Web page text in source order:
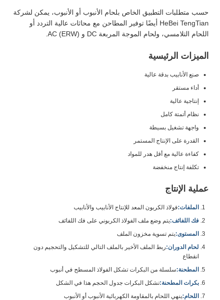
حسب متطلبات التطبيق الخاص بلحام الأنبوب أو الأنبوب، يمكن لشركة
HeBei TengTian أيضًا توفير المطاحن مع محاثات عالية التردد أو
اللحام التلامسي، ولحام الموجة المربعة DC و AC (ERW).
الميزات الرئيسية
صنع الأنابيب بدقة عالية
أداء مستقر
إنتاجية عالية
نظام أتمتة كامل
واجهة تشغيل بسيطة
القدرة على الإنتاج المستمر
كفاءة عالية مع أقل هدر للمواد
تكلفة إنتاج منخفضة
عملية الإنتاج
الملفات:فولاذ الكربون المعد للإنتاج الأنابيب والأنابيب
فك اللفائف:يتم وضع ملف الفولاذ الكربوني على فك اللفائف
المستوى:يتم تسوية مخزون الملف
لحام الدوران:ربط الملف الأخير بالملف التالي للتشكيل والتحجيم دون
انقطاع
المطحنة:سلسلة من البكرات تشكل الفولاذ المسطح في أنبوب
بكرات المطحنة:تشكل البكرات جدول الحجم هذا في الشكل
اللحام:ينهي اللحام بالمقاومة الكهربائية الأنبوب أو الأنبوب